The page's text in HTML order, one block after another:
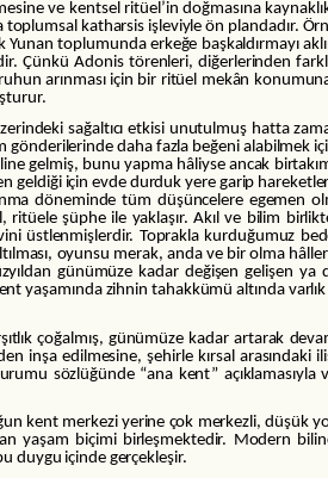
ve kentsel ritüel’in doğmasına
katharsis işleviyle ön plandadır.
toplumunda erkeğe başkaldırmayı
Çünkü Adonis törenleri, diğerlerinden
arınması için bir ritüel mekân
sağaltıcı etkisi unutulmuş hatta
daha fazla beğeni alabilmek
gelmiş, bunu yapma hâliyse ancak
için evde durduk yere garip
döneminde tüm düşüncelere egemen
şüphe ile yaklaşır. Akıl ve bilim
üstlenmişlerdir. Toprakla kurduğumuz
oyunsu merak, anda ve bir olma
günümüze kadar değişen gelişen
yaşamında zihnin tahakkümü altında
çoğalmış, günümüze kadar artarak
inşa edilmesine, şehirle kırsal arasındaki
sözlüğünde “ana kent”
kent merkezi yerine çok merkezli, düşük
yaşam biçimi birleşmektedir. Modern
duygu içinde gerçekleşir.